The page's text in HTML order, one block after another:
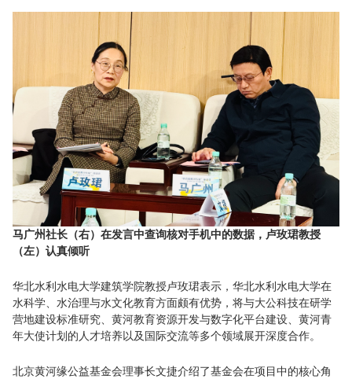
马广州社长（右）在发言中查询核对手机中的数据，卢玫珺教授
（左）认真倾听
华北水利水电大学建筑学院教授卢玫珺表示，华北水利水电大学在
水科学、水治理与水文化教育方面颇有优势，将与大公科技在研学
营地建设标准研究、黄河教育资源开发与数字化平台建设、黄河青
年大使计划的人才培养以及国际交流等多个领域展开深度合作。
北京黄河缘公益基金会理事长文捷介绍了基金会在项目中的核心角